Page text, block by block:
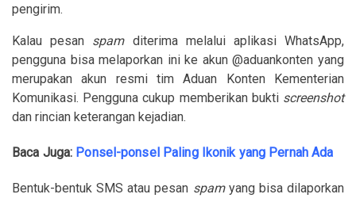
pengirim.
Kalau pesan spamditerima melalui aplikasi WhatsApp,
pengguna bisa melaporkan ini ke akun @aduankonten yang
merupakan akun resmi tim Aduan Konten Kementerian
Komunikasi. Pengguna cukup memberikan buktiscreenshot
dan rincian keterangan kejadian.
Baca Juga: Ponsel-ponsel Paling Ikonik yang Pernah Ada
Bentuk-bentuk SMS atau pesan spamyang bisa dilaporkan